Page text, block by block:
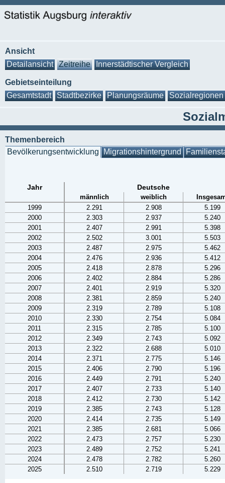
Ansicht
Detailansicht
Zeitreihe Innerstädtischer Vergleich
Gebietseinteilung
Gesamtstadt
Stadtbezirke Planungsräume Sozialregionen
Themenbereich
Bevölkerungsentwicklung Migrationshintergrund
Jahr Deutsche
männlich weiblich
1999
2.291 2.908
5.199
2000
2.303 2.937
5.240
2001
2.407 2.991
5.398
2002
2.502 3.001
5.503
2003
2.487 2.975
5.462
2004
2.476 2.936
5.412
2005
2.418 2.878
5.296
2006
2.402 2.884
5.286
2007
2.401 2.919
5.320
2008
2.381 2.859
5.240
2009
2.319 2.789
5.108
2010
2.330 2.754
5.084
2011
2.315 2.785
5.100
2012
2.349 2.743
5.092
2013
2.322 2.688
5.010
2014
2.371 2.775
5.146
2015
2.406 2.790
5.196
2016
2.449 2.791
5.240
2017
2.407 2.733
5.140
2018
2.412 2.730
5.142
2019
2.385 2.743
5.128
2020
2.414 2.735
5.149
2021
2.385 2.681
5.066
2022
2.473 2.757
5.230
2023
2.489 2.752
5.241
2024
2.478 2.782
5.260
2025
2.510 2.719 5.229